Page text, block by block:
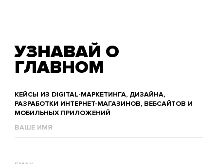
УЗНАВАЙ О
ГЛАВНОМ
КЕЙСЫ ИЗ DIGITAL-МАРКЕТИНГА, ДИЗАЙНА,
РАЗРАБОТКИ ИНТЕРНЕТ-МАГАЗИНОВ, ВЕБСАЙТОВ И
МОБИЛЬНЫХ ПРИЛОЖЕНИЙ